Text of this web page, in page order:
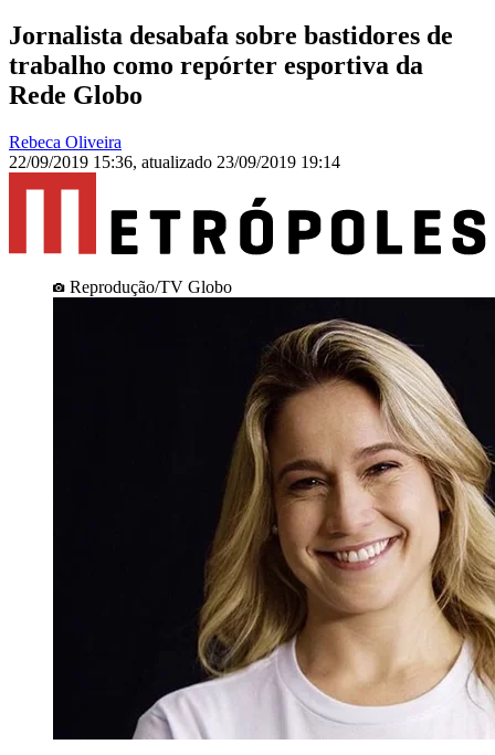
Jornalista desabafa sobre bastidores de
trabalho como repórter esportiva da
Rede Globo
Rebeca Oliveira
22/09/2019 15:36, atualizado 23/09/2019 19:14
Reprodução/TV Globo